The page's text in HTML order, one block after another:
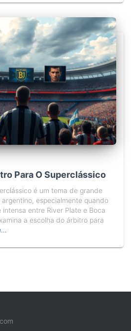
Para O Superclássico
é um tema de grande
especialmente quando
entre River Plate e Boca
a escolha do árbitro para